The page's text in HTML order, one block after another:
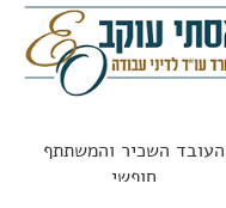
לתביעה?
העובד השכיר והמשתתף
חופשי